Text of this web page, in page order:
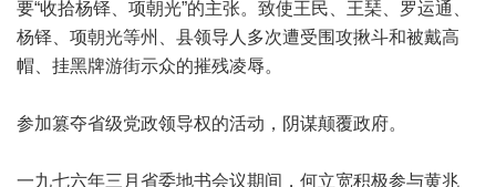
要“收拾杨铎、项朝光”的主张。致使王民、王琹、罗运通、
杨铎、项朝光等州、县领导人多次遭受围攻揪斗和被戴高
帽、挂黑牌游街示众的摧残凌辱。
参加篡夺省级党政领导权的活动，阴谋颠覆政府。
一九七六年三月省委地书会议期间，何立宽积极参与黄兆